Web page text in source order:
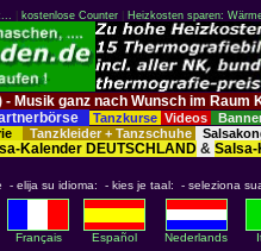
kostenlose Counter| Heizkosten sparen:
ganz nach Wunsch im Raum
Tanzkurse Videos
Tanzkleider + Tanzschuhe
Kalender DEUTSCHLAND& Salsa-
elija su idioma: - kies je taal: - seleziona
Français Español Nederlands